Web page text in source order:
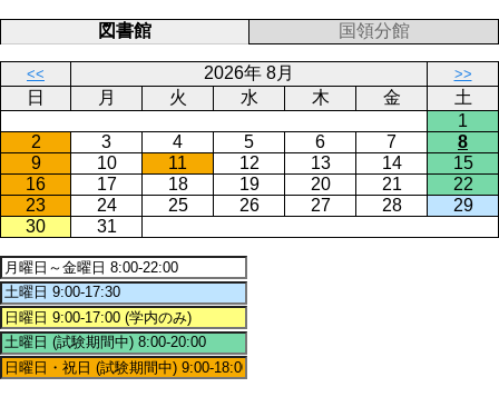
図書館 国領分館
<< 2026年 8月 >>
日 月 火 水 木 金
土
1
2
3 4 5 6 7
8
9
10 11 12 13 14
15
16
17 18 19 20 21
22
23
24 25 26 27 28
29
30
31